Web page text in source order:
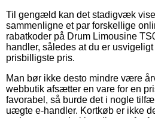
Til gengæld kan det stadigvæk
sammenligne et par forskellige
rabatkoder på Drum Limousine
handler, således at du er
prisbilligste pris.
Man bør ikke desto mindre være
webbutik afsætter en vare for en
favorabel, så burde det i nogle
uægte e-handler. Kortkøb er ikke